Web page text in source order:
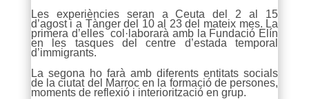
Les experiències seran a Ceuta del 2 al 15
d’agost i a Tànger del 10 al 23 del mateix mes. La
primera d’elles col·laborarà amb la Fundació Elín
en les tasques del centre d’estada temporal
d’immigrants.
La segona ho farà amb diferents entitats socials
de la ciutat del Marroc en la formació de persones,
moments de reflexió i interiorització en grup.